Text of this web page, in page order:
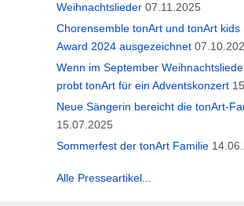
Weihnachtslieder 07.11.2025
Chorensemble tonArt und tonArt kids
Award 2024 ausgezeichnet
Wenn im September
probt tonArt für ein Adventskonzert
Neue Sängerin bereicht die tonArt-
15.07.2025
Sommerfest der tonArt Familie
Alle Presseartikel...